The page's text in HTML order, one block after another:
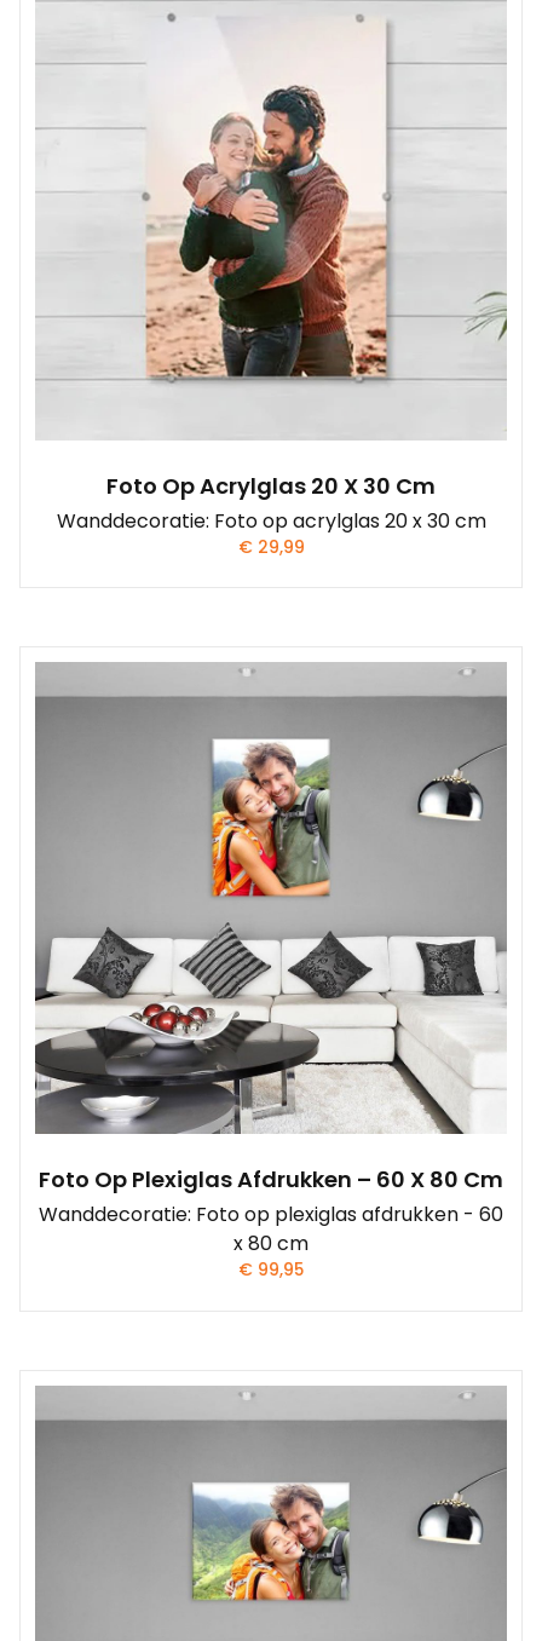
Foto Op Acrylglas 20 X 30 Cm
Wanddecoratie: Foto op acrylglas 20 x 30 cm
€29,99
Foto Op Plexiglas Afdrukken – 60 X 80 Cm
Wanddecoratie: Foto op plexiglas afdrukken - 60
x 80 cm
€ 99,95